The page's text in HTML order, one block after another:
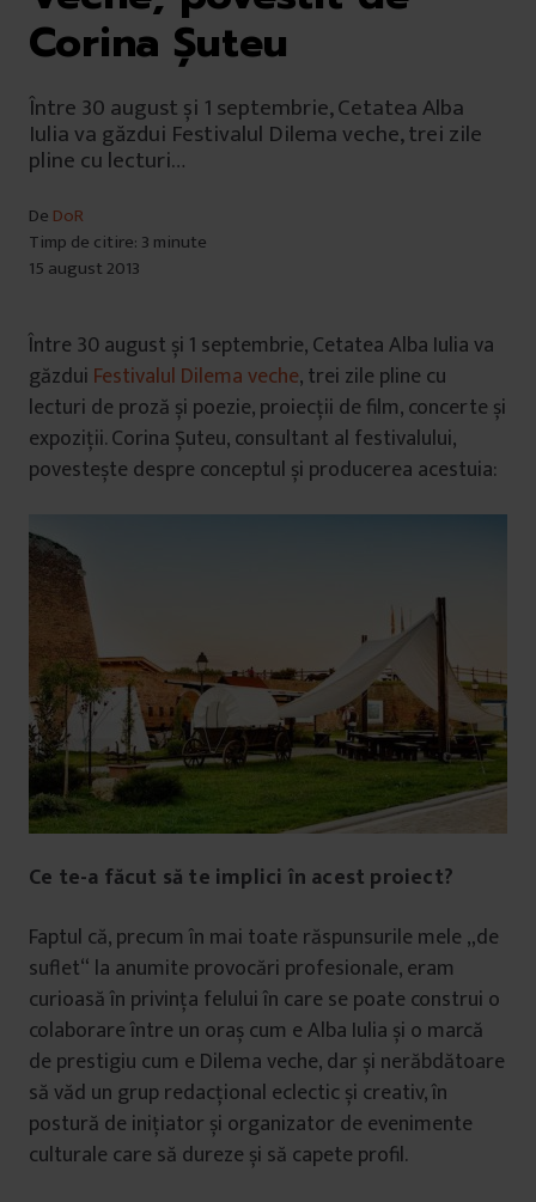
Corina Șuteu
Între 30 august și 1 septembrie, Cetatea Alba
Iulia va găzdui Festivalul Dilema veche, trei zile
pline cu lecturi…
De DoR
Timp de citire: 3 minute
15 august 2013
Între 30 august și 1 septembrie, Cetatea Alba Iulia va
găzdui Festivalul Dilema veche, trei zile pline cu
lecturi de proză și poezie, proiecții de film, concerte și
expoziții. Corina Șuteu, consultant al festivalului,
povestește despre conceptul și producerea acestuia:
Ce te-a făcut să te implici în acest proiect?
Faptul că, precum în mai toate răspunsurile mele „de
suflet“ la anumite provocări profesionale, eram
curioasă în privința felului în care se poate construi o
colaborare între un oraș cum e Alba Iulia și o marcă
de prestigiu cum e Dilema veche, dar și nerăbdătoare
să văd un grup redacțional eclectic și creativ, în
postură de inițiator și organizator de evenimente
culturale care să dureze și să capete profil.